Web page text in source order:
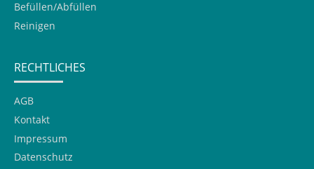
Befüllen/Abfüllen
Reinigen
RECHTLICHES
AGB
Kontakt
Impressum
Datenschutz